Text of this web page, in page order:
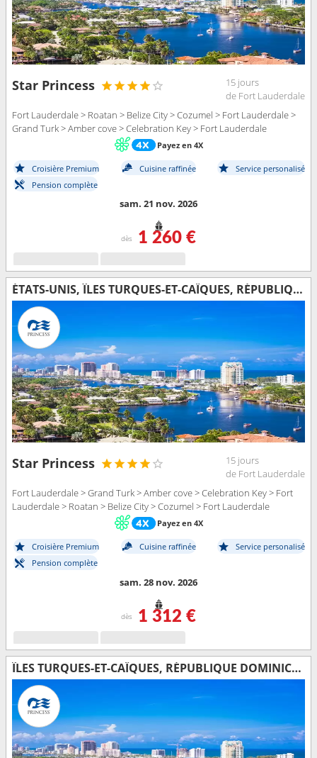
Star Princess
15 jours
de Fort Lauderdale
Fort Lauderdale > Roatan > Belize City > Cozumel > Fort Lauderdale >
Grand Turk > Amber cove > Celebration Key > Fort Lauderdale
Payez en 4X
Croisière Premium Cuisine raffinée
Service personalisé
Pension complète
sam. 21 nov. 2026
dès 1 260 €
ÉTATS-UNIS, ÎLES TURQUES-ET-CAÏQUES, RÉPUBLIQUE DOMINICAINE, BAHAMAS, HONDURAS, BELIZE, MEXIQUE
Star Princess
15 jours
de Fort Lauderdale
Fort Lauderdale > Grand Turk > Amber cove > Celebration Key > Fort
Lauderdale > Roatan > Belize City > Cozumel > Fort Lauderdale
Payez en 4X
Croisière Premium Cuisine raffinée
Service personalisé
Pension complète
sam. 28 nov. 2026
dès 1 312 €
ÎLES TURQUES-ET-CAÏQUES, RÉPUBLIQUE DOMINICAINE, BAHAMAS, HONDURAS, BELIZE, MEXIQUE, ÉTATS-UNIS